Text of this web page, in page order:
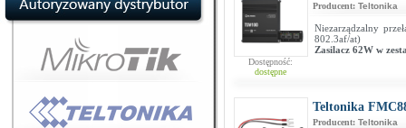
Dostępność:
dostępne
Producent: Teltonika
Niezarządzalny
802.3af/at)
Zasilacz 62W w
Teltonika
Producent: Teltonika